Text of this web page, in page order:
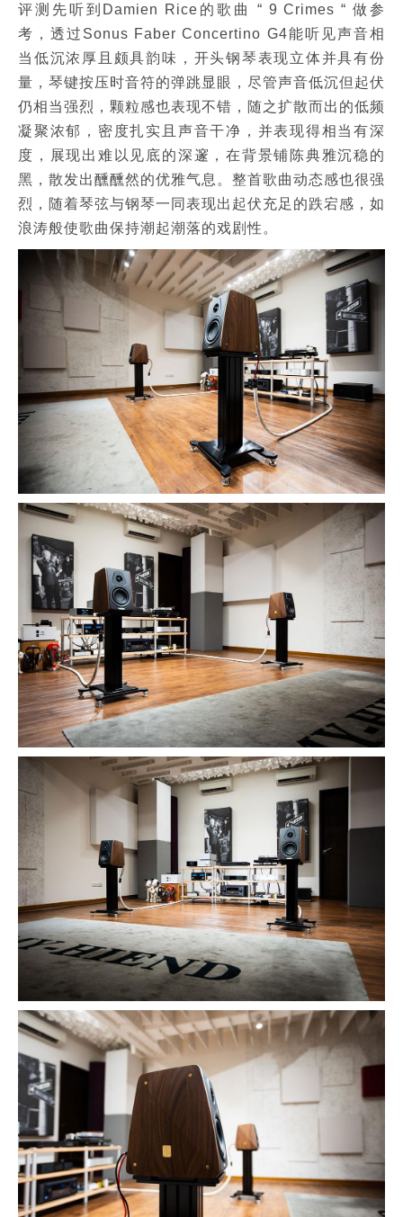
评测先听到Damien Rice的歌曲 “ 9 Crimes “ 做参
考，透过Sonus Faber Concertino G4能听见声音相
当低沉浓厚且颇具韵味，开头钢琴表现立体并具有份
量，琴键按压时音符的弹跳显眼，尽管声音低沉但起伏
仍相当强烈，颗粒感也表现不错，随之扩散而出的低频
凝聚浓郁，密度扎实且声音干净，并表现得相当有深
度，展现出难以见底的深邃，在背景铺陈典雅沉稳的
黑，散发出醺醺然的优雅气息。整首歌曲动态感也很强
烈，随着琴弦与钢琴一同表现出起伏充足的跌宕感，如
浪涛般使歌曲保持潮起潮落的戏剧性。